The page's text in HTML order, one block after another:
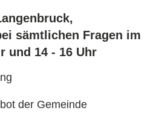
sämtlichen Fragen im
und 14 - 16 Uhr
der Gemeinde